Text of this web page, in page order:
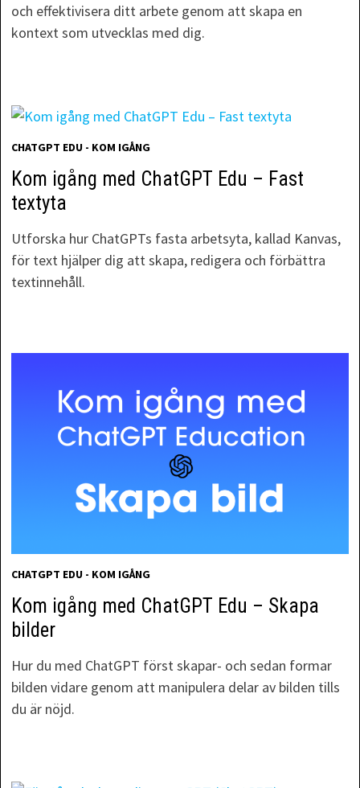
och effektivisera ditt arbete genom att skapa en
kontext som utvecklas med dig.
CHATGPT EDU - KOM IGÅNG
Kom igång med ChatGPT Edu – Fast
textyta
Utforska hur ChatGPTs fasta arbetsyta, kallad Kanvas,
för text hjälper dig att skapa, redigera och förbättra
textinnehåll.
CHATGPT EDU - KOM IGÅNG
Kom igång med ChatGPT Edu – Skapa
bilder
Hur du med ChatGPT först skapar- och sedan formar
bilden vidare genom att manipulera delar av bilden tills
du är nöjd.